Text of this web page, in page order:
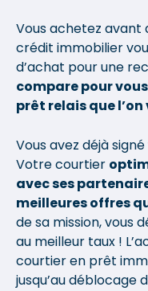
Vous achetez avant
crédit immobilier
d’achat pour une
compare pour
prêt relais que
Vous avez déjà
Votre courtier
avec ses
meilleures offres
de sa mission, vous
au meilleur taux !
courtier en prêt
jusqu’au déblocage